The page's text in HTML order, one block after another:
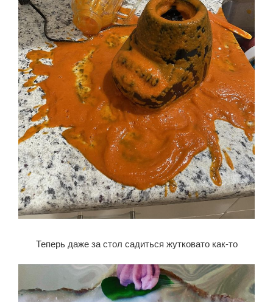
Теперь даже за стол садиться жутковато как-то